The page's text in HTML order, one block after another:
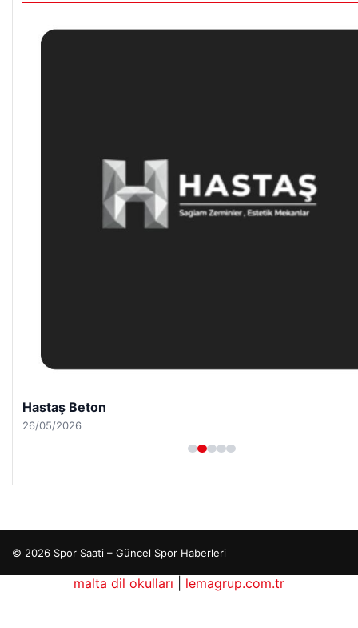
Hastaş Beton
26/05/2026
© 2026 Spor Saati – Güncel Spor Haberleri
malta dil okulları
lemagrup.com.tr